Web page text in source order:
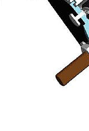
engrenagens são do
contra recuo
A soma de
retos faz com
é inclusive